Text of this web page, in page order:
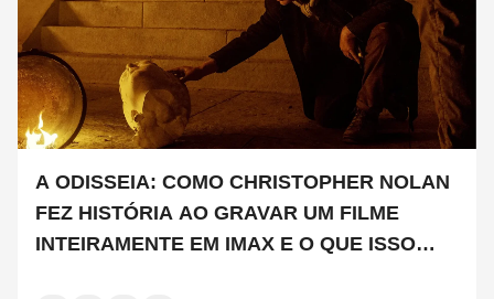
A ODISSEIA: COMO CHRISTOPHER NOLAN
FEZ HISTÓRIA AO GRAVAR UM FILME
INTEIRAMENTE EM IMAX E O QUE ISSO